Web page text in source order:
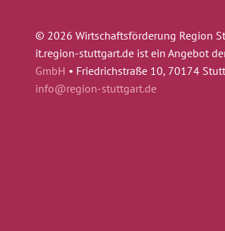
© 2026 Wirtschaftsförderung Region
it.region-stuttgart.de ist ein Angebot
GmbH • Friedrichstraße 10, 70174
info@region-stuttgart.de